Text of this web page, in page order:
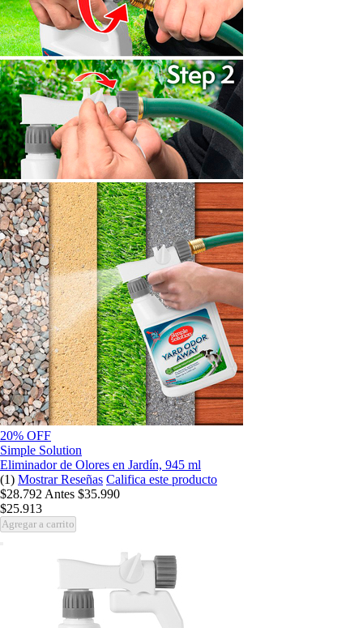
20% OFF
Simple Solution
Eliminador de Olores en Jardín, 945 ml
(1) Mostrar Reseñas Califica este producto
$28.792 Antes $35.990
$25.913
Agregar a carrito